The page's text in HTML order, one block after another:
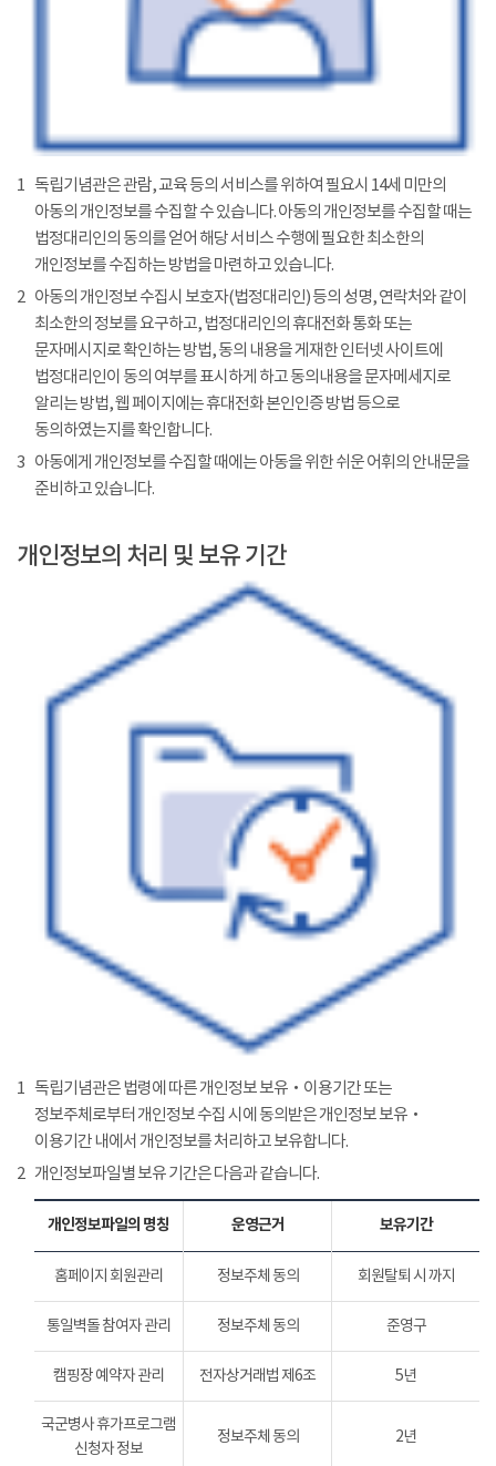
1 독립기념관은 관람, 교육 등의 서비스를 위하여 필요시 14세 미만의
아동의 개인정보를 수집할 수 있습니다. 아동의 개인정보를 수집할 때는
법정대리인의 동의를 얻어 해당 서비스 수행에 필요한 최소한의
개인정보를 수집하는 방법을 마련하고 있습니다.
2 아동의 개인정보 수집시 보호자(법정대리인) 등의 성명, 연락처와 같이
최소한의 정보를 요구하고, 법정대리인의 휴대전화 통화 또는
문자메시지로 확인하는 방법, 동의 내용을 게재한 인터넷 사이트에
법정대리인이 동의 여부를 표시하게 하고 동의내용을 문자메세지로
알리는 방법, 웹 페이지에는 휴대전화 본인인증 방법 등으로
동의하였는지를 확인합니다.
3 아동에게 개인정보를 수집할 때에는 아동을 위한 쉬운 어휘의 안내문을
준비하고 있습니다.
개인정보의 처리 및 보유 기간
1 독립기념관은 법령에 따른 개인정보 보유‧이용기간 또는
정보주체로부터 개인정보 수집 시에 동의받은 개인정보 보유‧
이용기간 내에서 개인정보를 처리하고 보유합니다.
2 개인정보파일별 보유 기간은 다음과 같습니다.
개인정보파일의 명칭 운영근거 보유기간
홈페이지 회원관리 정보주체 동의 회원탈퇴 시 까지
통일벽돌 참여자 관리 정보주체 동의 준영구
캠핑장 예약자 관리 전자상거래법 제6조 5년
국군병사 휴가프로그램
신청자 정보
정보주체 동의 2년